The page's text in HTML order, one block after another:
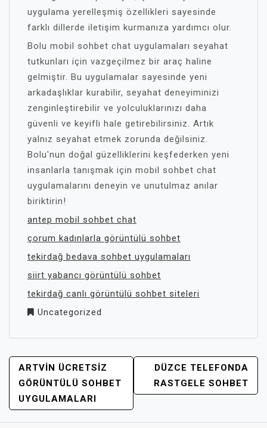
uygulama yerelleşmiş özellikleri sayesinde
farklı dillerde iletişim kurmanıza yardımcı olur.
Bolu mobil sohbet chat uygulamaları seyahat
tutkunları için vazgeçilmez bir araç haline
gelmiştir. Bu uygulamalar sayesinde yeni
arkadaşlıklar kurabilir, seyahat deneyiminizi
zenginleştirebilir ve yolculuklarınızı daha
güvenli ve keyifli hale getirebilirsiniz. Artık
yalnız seyahat etmek zorunda değilsiniz.
Bolu'nun doğal güzelliklerini keşfederken yeni
insanlarla tanışmak için mobil sohbet chat
uygulamalarını deneyin ve unutulmaz anılar
biriktirin!
antep mobil sohbet chat
çorum kadınlarla görüntülü sohbet
tekirdağ bedava sohbet uygulamaları
siirt yabancı görüntülü sohbet
tekirdağ canlı görüntülü sohbet siteleri
Uncategorized
YAZI
GEZINMESI
ARTVIN ÜCRETSIZ
GÖRÜNTÜLÜ SOHBET
UYGULAMALARI
DÜZCE TELEFONDA
RASTGELE SOHBET